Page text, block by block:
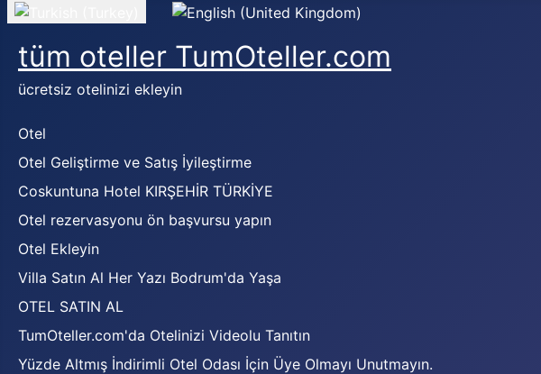
Dilinizi seçin
tüm oteller TumOteller.com
ücretsiz otelinizi ekleyin
Otel
Otel Geliştirme ve Satış İyileştirme
Coskuntuna Hotel KIRŞEHİR TÜRKİYE
Otel rezervasyonu ön başvursu yapın
Otel Ekleyin
Villa Satın Al Her Yazı Bodrum'da Yaşa
OTEL SATIN AL
TumOteller.com'da Otelinizi Videolu Tanıtın
Yüzde Altmış İndirimli Otel Odası İçin Üye Olmayı Unutmayın.